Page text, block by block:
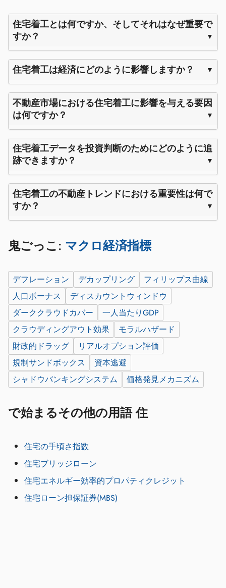
住宅着工とは何ですか、そしてそれはなぜ重要で
すか？
住宅着工は経済にどのように影響しますか？
不動産市場における住宅着工に影響を与える要因
は何ですか？
住宅着工データを投資判断のためにどのように追
跡できますか？
住宅着工の不動産トレンドにおける重要性は何で
すか？
鬼ごっこ: マクロ経済指標
デフレーション デカップリング
フィリップス曲線
人口ボーナス
ディスカウントウィンドウ
ダーククラウドカバー
一人当たりGDP
クラウディングアウト効果
モラルハザード
財政的ドラッグ
リアルオプション評価
規制サンドボックス
資本逃避
シャドウバンキングシステム
価格発見メカニズム
で始まるその他の用語 住
住宅の手頃さ指数
住宅ブリッジローン
住宅エネルギー効率的プロパティクレジット
住宅ローン担保証券(MBS)